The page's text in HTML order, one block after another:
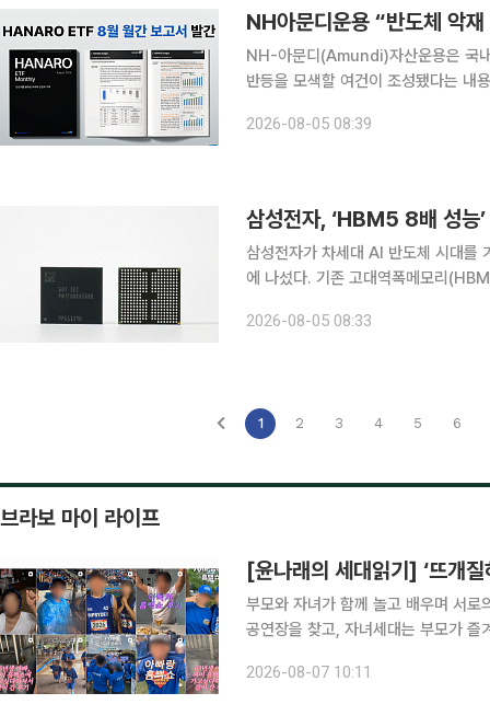
NH아문디운용 “반도체 악
NH-아문디(Amundi)자산운용은 국
반등을 모색할 여건이 조성됐다는
폭인 23.1%, 1997년 외환위기 당시
2026-08-05 08:39
삼성전자, ‘HBM5 8배 성능
삼성전자가 차세대 AI 반도체 시대를
에 나섰다. 기존 고대역폭메모리
간) 미국 캘리포니아주 산타클라라
2026-08-05 08:33
1 2 3 4 5 6
브라보 마이 라이프
부모와 자녀가 함께 놀고 배우며 서로
공연장을 찾고, 자녀세대는 부모가 즐
가르던 구분은 전에 비해 희미해졌다.
2026-08-07 10:11